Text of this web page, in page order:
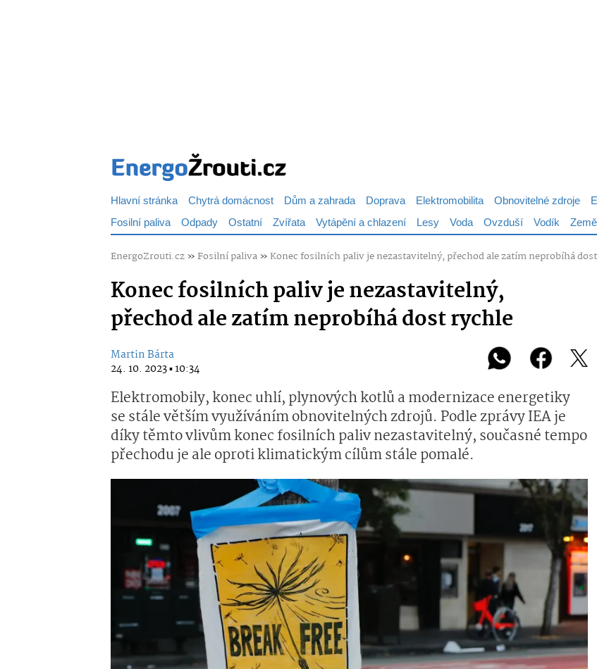
Hlavní stránka Chytrá domácnost Dům a zahrada Doprava Elektromobilita Obnovitelné zdroje
Fosilní paliva Odpady Ostatní Zvířata Vytápění a chlazení Lesy Voda Ovzduší Vodík
EnergoZrouti.cz»Fosilní paliva»Konec fosilních paliv je nezastavitelný, přechod ale zatím neprobíhá
Konec fosilních paliv je nezastavitelný,
přechod ale zatím neprobíhá dost rychle
Martin Bárta
24. 10. 2023 ▪ 10:34
Elektromobily, konec uhlí, plynových kotlů a modernizace energetiky
se stále větším využíváním obnovitelných zdrojů. Podle zprávy IEA je
díky těmto vlivům konec fosilních paliv nezastavitelný, současné tempo
přechodu je ale oproti klimatickým cílům stále pomalé.